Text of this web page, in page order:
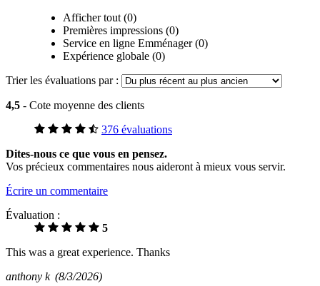
Afficher tout (0)
Premières impressions (0)
Service en ligne Emménager (0)
Expérience globale (0)
Trier les évaluations par :
4,5 - Cote moyenne des clients
376 évaluations
Dites-nous ce que vous en pensez.
Vos précieux commentaires nous aideront à mieux vous servir.
Écrire un commentaire
Évaluation :
5
This was a great experience. Thanks
anthony k (8/3/2026)